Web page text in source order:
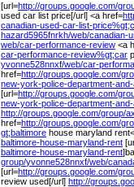
[url=http://groups.google.com/
used car list price[/url] <a href=
canadian-used-car-list-price%
hazard5965fnrkh/web/canadian-
web/car-performance-review <a
car-performance-review%gt;car
yvonne528nnxf/web/car-
href=http://groups.google.com/
new-york-police-department-
[url=http://groups.google.com/
new-york-police-department-
http://groups.google.com/group/
href=http://groups.google.com/
gt;baltimore house maryland
baltimore-house-maryland-rent
baltimore-house-maryland-rent
group/yvonne528nnxf/web/
[url=http://groups.google.com/
review used[/url] http://